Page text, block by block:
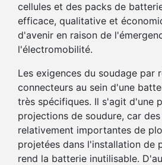
cellules et des packs de
efficace, qualitative et
d'avenir en raison de
l'électromobilité.
Les exigences du soudage par
connecteurs au sein d'une
très spécifiques. Il s'agit d'une
projections de soudure, car
relativement importantes de
projetées dans l'installation de
rend la batterie inutilisable.